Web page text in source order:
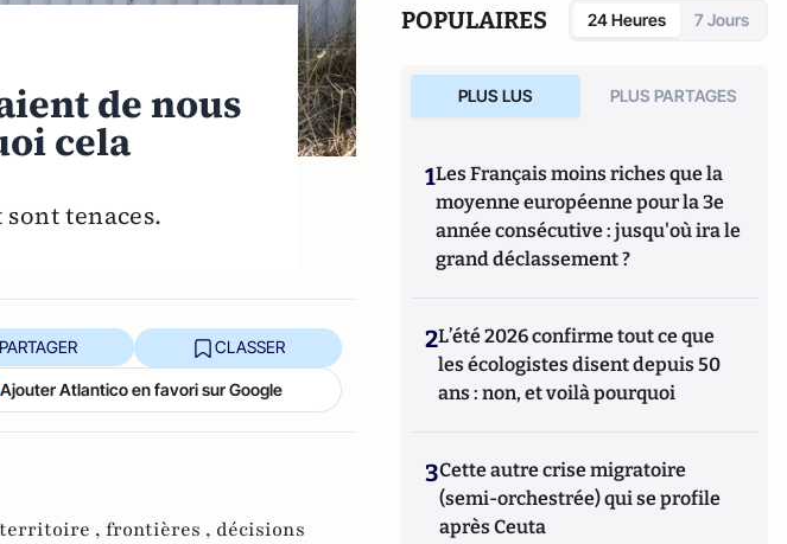
de nous
cela
tenaces.
PARTAGER CLASSER
Ajouter Atlantico en favori sur Google
territoire , frontières , décisions
POPULAIRES 24 Heures 7 Jours
PLUS LUS PLUS PARTAGES
1Les Français moins riches que la
moyenne européenne pour la 3e
année consécutive : jusqu'où ira le
grand déclassement ?
2L’été 2026 confirme tout ce que
les écologistes disent depuis 50
ans : non, et voilà pourquoi
3Cette autre crise migratoire
(semi-orchestrée) qui se profile
après Ceuta